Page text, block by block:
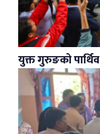
युक्त गुरुङको